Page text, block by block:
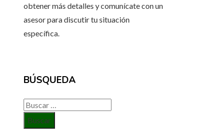
obtener más detalles y comunícate con un
asesor para discutir tu situación
específica.
BÚSQUEDA
Buscar: